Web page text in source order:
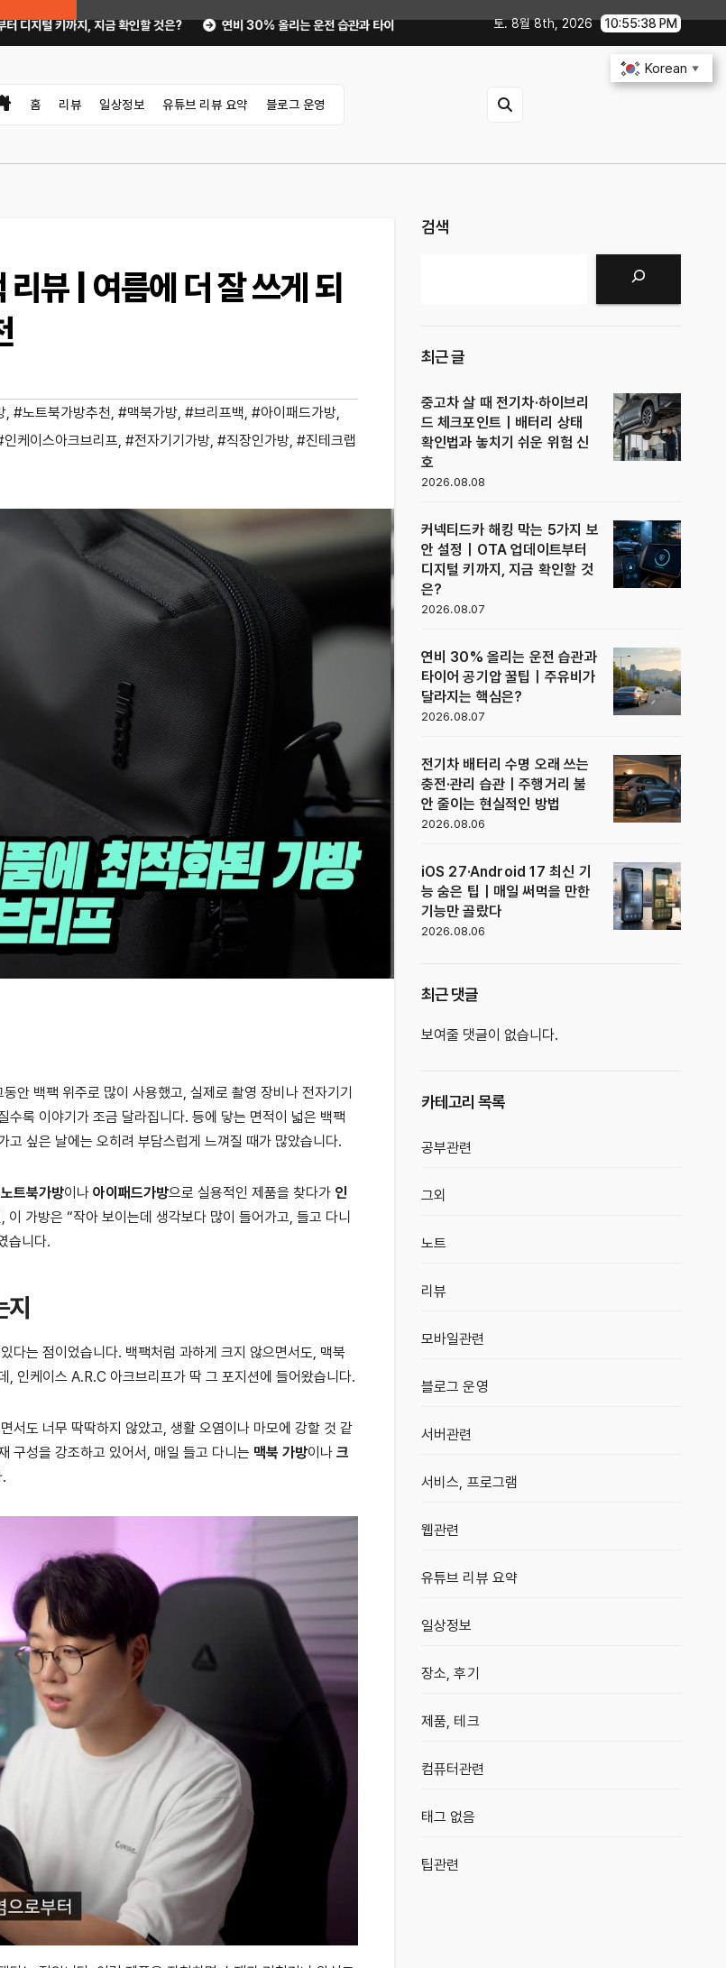
인할 것은? 연비 30% 올리는 운전 습관과 타이어 공기압 꿀팁｜주유비가 달라지는 핵심은? 전기차 배터리 수명 오래 쓰는 충전·관
토. 8월 8th, 2026 10:55:40 PM
홈 리뷰 일상정보 유튜브 리뷰 요약 블로그 운영
뷰 | 여름에 더 잘 쓰게 되
, #노트북가방추천, #맥북가방, #브리프백, #아이패드가방,
케이스아크브리프, #전자기기가방, #직장인가방, #진테크랩
안 백팩 위주로 많이 사용했고, 실제로 촬영 장비나 전자기기
록 이야기가 조금 달라집니다. 등에 닿는 면적이 넓은 백팩
싶은 날에는 오히려 부담스럽게 느껴질 때가 많았습니다.
노트북가방이나 아이패드가방으로 실용적인 제품을 찾다가 인
가방은 “작아 보이는데 생각보다 많이 들어가고, 들고 다니
습니다.
다는 점이었습니다. 백팩처럼 과하게 크지 않으면서도, 맥북
인케이스 A.R.C 아크브리프가 딱 그 포지션에 들어왔습니다.
서도 너무 딱딱하지 않았고, 생활 오염이나 마모에 강할 것 같
구성을 강조하고 있어서, 매일 들고 다니는 맥북 가방이나 크
검색
최근 글
중고차 살 때 전기차·하이브리
드 체크포인트｜배터리 상태
확인법과 놓치기 쉬운 위험 신
호
2026.08.08
커넥티드카 해킹 막는 5가지 보
안 설정｜OTA 업데이트부터
디지털 키까지, 지금 확인할 것
은?
2026.08.07
연비 30% 올리는 운전 습관과
타이어 공기압 꿀팁｜주유비가
달라지는 핵심은?
2026.08.07
전기차 배터리 수명 오래 쓰는
충전·관리 습관｜주행거리 불
안 줄이는 현실적인 방법
2026.08.06
iOS 27·Android 17 최신 기
능 숨은 팁｜매일 써먹을 만한
기능만 골랐다
2026.08.06
최근 댓글
보여줄 댓글이 없습니다.
카테고리 목록
공부관련
그외
노트
리뷰
모바일관련
블로그 운영
서버관련
서비스, 프로그램
웹관련
유튜브 리뷰 요약
일상정보
장소, 후기
제품, 테크
컴퓨터관련
태그 없음
팁관련
Korean ▼